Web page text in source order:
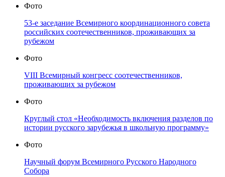
Фото
53-е заседание Всемирного координационного совета
российских соотечественников, проживающих за
рубежом
Фото
VIII Всемирный конгресс соотечественников,
проживающих за рубежом
Фото
Круглый стол «Необходимость включения разделов по
истории русского зарубежья в школьную программу»
Фото
Научный форум Всемирного Русского Народного
Собора